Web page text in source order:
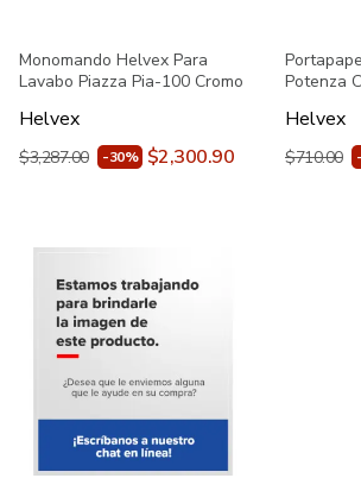
Monomando Helvex Para
Lavabo Piazza Pia-100 Cromo
Helvex
$3,287.00 -30% $2,300.90
Potenza
Helvex
$710.00